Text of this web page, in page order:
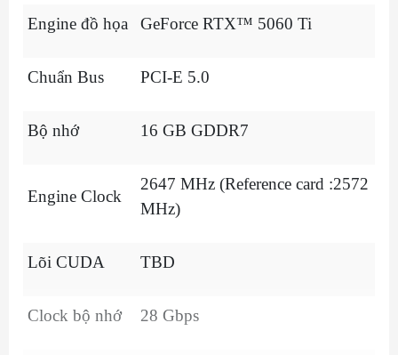
Engine đồ họa GeForce RTX™ 5060 Ti
Chuẩn Bus PCI-E 5.0
Bộ nhớ 16 GB GDDR7
Engine Clock
2647 MHz (Reference card :2572
MHz)
Lõi CUDA TBD
Clock bộ nhớ 28 Gbps